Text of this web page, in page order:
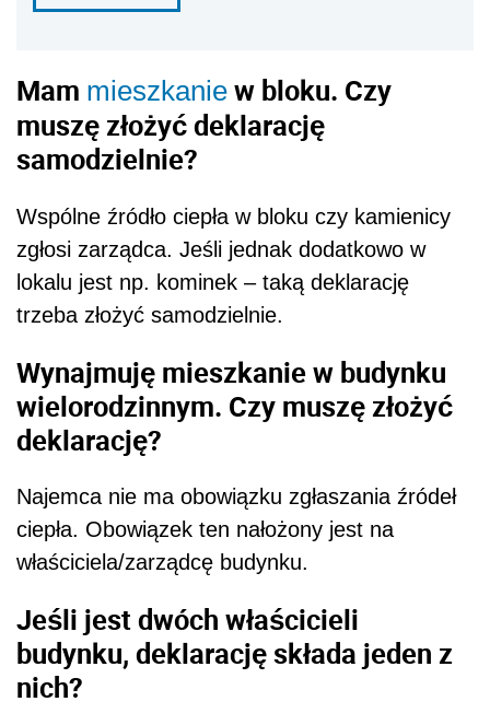
Mam mieszkanie w bloku. Czy
muszę złożyć deklarację
samodzielnie?
Wspólne źródło ciepła w bloku czy kamienicy
zgłosi zarządca. Jeśli jednak dodatkowo w
lokalu jest np. kominek – taką deklarację
trzeba złożyć samodzielnie.
Wynajmuję mieszkanie w budynku
wielorodzinnym. Czy muszę złożyć
deklarację?
Najemca nie ma obowiązku zgłaszania źródeł
ciepła. Obowiązek ten nałożony jest na
właściciela/zarządcę budynku.
Jeśli jest dwóch właścicieli
budynku, deklarację składa jeden z
nich?